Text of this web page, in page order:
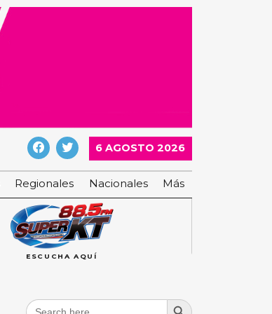
6 AGOSTO 2026
Regionales Nacionales Más
ESCUCHA AQUÍ
Search
Search Button